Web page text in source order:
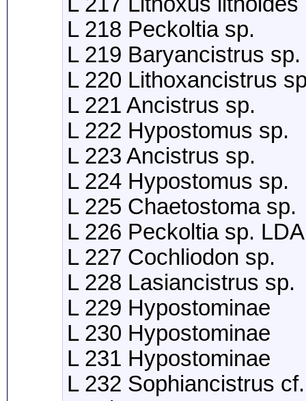
L 218 Peckoltia sp.
L 219 Baryancistrus sp.
L 220 Lithoxancistrus
L 221 Ancistrus sp.
L 222 Hypostomus sp.
L 223 Ancistrus sp.
L 224 Hypostomus sp.
L 225 Chaetostoma sp.
L 226 Peckoltia sp.
L 227 Cochliodon sp.
L 228 Lasiancistrus sp.
L 229 Hypostominae
L 230 Hypostominae
L 231 Hypostominae
L 232 Sophiancistrus